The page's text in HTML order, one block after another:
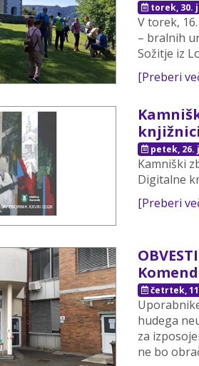
torek, 30.
V torek,
– bralnih
Sožitje iz
[Preberi
petek, 26.
Kamniški
Digitalne
[Preberi
četrtek,
hudega
za
ne bo